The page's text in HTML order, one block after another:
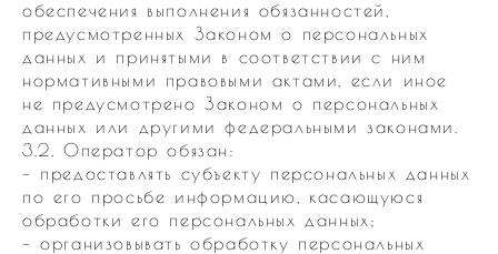
обеспечения выполнения обязанностей,
предусмотренных Законом о персональных
данных и принятыми в соответствии с ним
нормативными правовыми актами, если иное
не предусмотрено Законом о персональных
данных или другими федеральными законами.
3.2. Оператор обязан:
– предоставлять субъекту персональных данных
по его просьбе информацию, касающуюся
обработки его персональных данных;
– организовывать обработку персональных